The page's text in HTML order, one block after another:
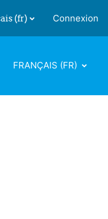
la saisie de
‎(fr)‎ Connexion
FRANÇAIS ‎(FR)‎